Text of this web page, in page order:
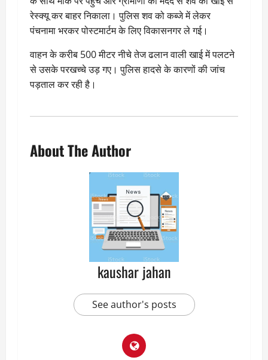
रेस्क्यू कर बाहर निकाला। पुलिस शव को कब्जे में लेकर
पंचनामा भरकर पोस्टमार्टम के लिए विकासनगर ले गई।
वाहन के करीब 500 मीटर नीचे तेज ढलान वाली खाई में पलटने
से उसके परखच्चे उड़ गए। पुलिस हादसे के कारणों की जांच
पड़ताल कर रही है।
About The Author
kaushar jahan
See author's posts